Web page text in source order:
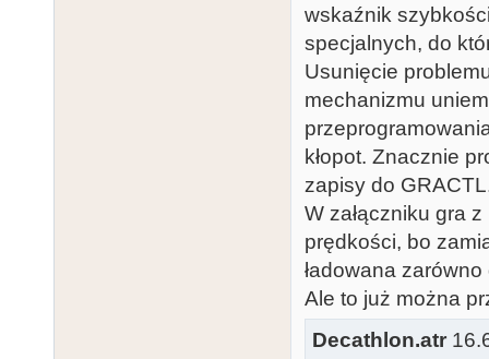
wskaźnik
specjalnych, do
Usunięcie
mechanizmu
kłopot. Znacznie
zapisy do
W załączniku gra
prędkości, bo
ładowana
Ale to już można
Decathlon.atr